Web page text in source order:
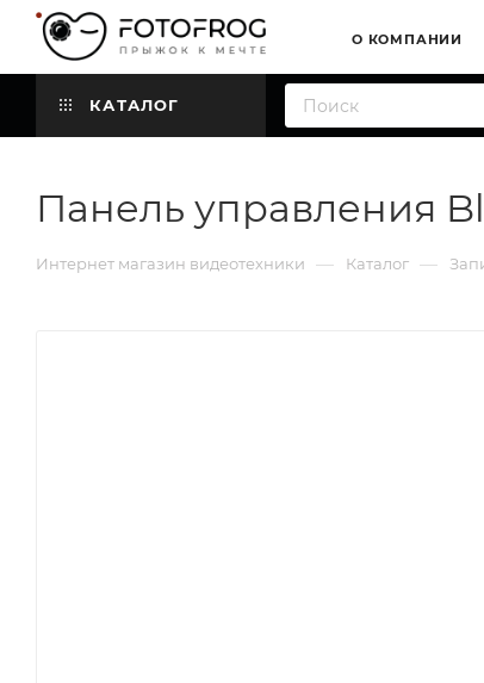
О КОМПАНИИ
КАТАЛОГ
Панель управления
Интернет магазин видеотехники — Каталог —